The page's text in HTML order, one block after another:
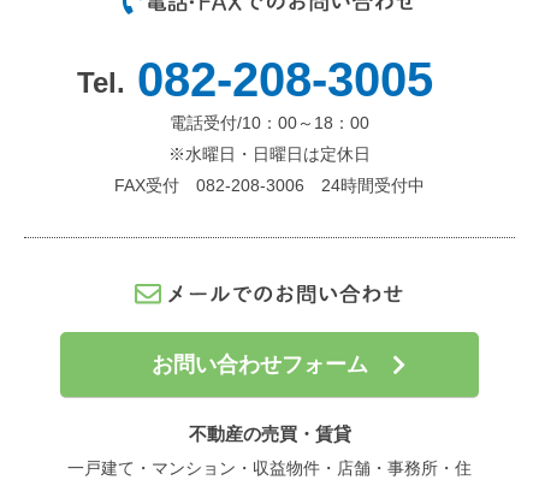
082-208-3005
電話受付/10：00～18：00
※水曜日・日曜日は定休日
FAX受付 082-208-3006 24時間受付中
お問い合わせフォーム
不動産の売買・賃貸
一戸建て・マンション・収益物件・店舗・事務所・住